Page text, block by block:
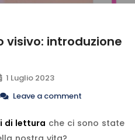
visivo: introduzione
1 Luglio 2023
Leave a comment
di lettura che ci sono state